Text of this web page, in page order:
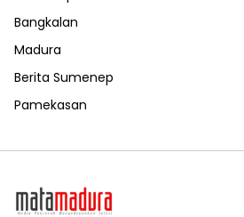
Bangkalan
Madura
Berita Sumenep
Pamekasan